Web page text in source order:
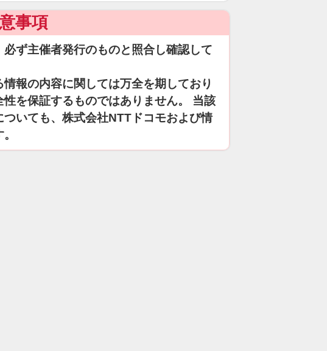
事項
ず主催者発行のものと照合し確認して
報の内容に関しては万全を期しており
を保証するものではありません。 当該
いても、株式会社NTTドコモおよび情